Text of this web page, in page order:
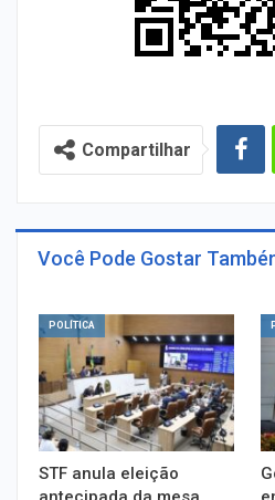
Compartilhar
Você Pode Gostar
POLÍTICA
STF anula eleição